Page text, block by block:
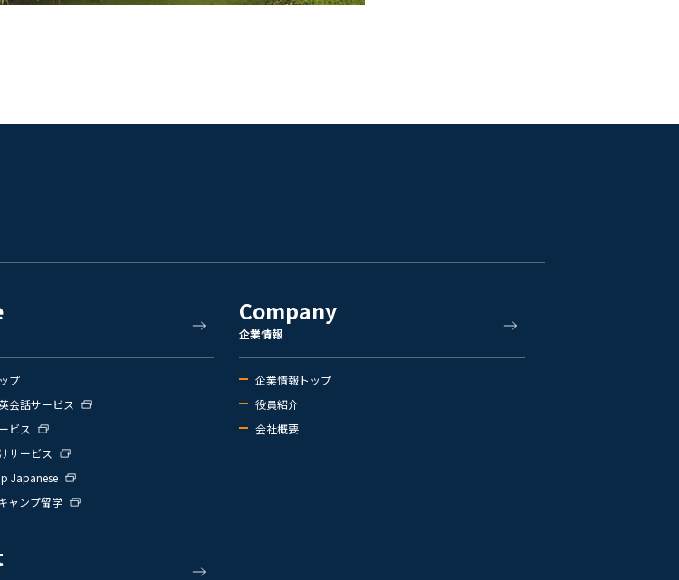
プ
会話サービス
ビス
サービス
Japanese
ャンプ留学
Company
企業情報
企業情報トップ
役員紹介
会社概要